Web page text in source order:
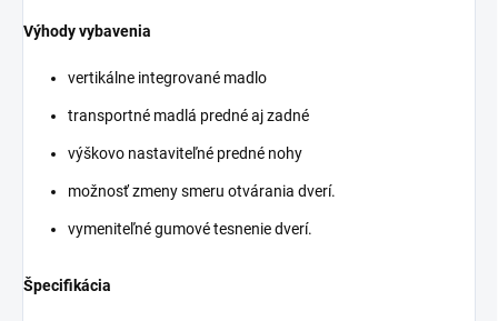
Výhody vybavenia
vertikálne integrované madlo
transportné madlá predné aj zadné
výškovo nastaviteľné predné nohy
možnosť zmeny smeru otvárania dverí.
vymeniteľné gumové tesnenie dverí.
Špecifikácia